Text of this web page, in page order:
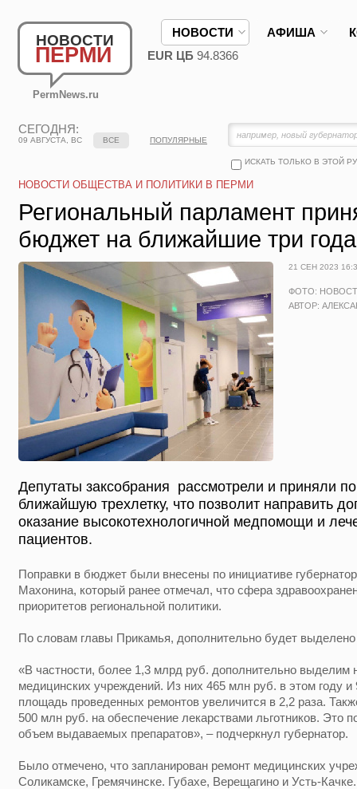
НОВОСТИ
ПЕРМИ
PermNews.ru
НОВОСТИ АФИША
EUR ЦБ 94.8366
СЕГОДНЯ:
09 АВГУСТА, ВС
ИСКАТЬ ТОЛЬКО В ЭТОЙ
ВСЕ ПОПУЛЯРНЫЕ
НОВОСТИ ОБЩЕСТВА И ПОЛИТИКИ В ПЕРМИ
Региональный парламент
бюджет на ближайшие три года
21 СЕН 2023
ФОТО:
АВТОР:
Депутаты заксобрания рассмотрели и приняли
ближайшую трехлетку, что позволит направить
оказание высокотехнологичной медпомощи и
пациентов.
Поправки в бюджет были внесены по инициативе
Махонина, который ранее отмечал, что сфера
приоритетов региональной политики.
По словам главы Прикамья, дополнительно будет
«В частности, более 1,3 млрд руб. дополнительно выделим
медицинских учреждений. Из них 465 млн руб. в этом году
площадь проведенных ремонтов увеличится в 2,2 раза.
500 млн руб. на обеспечение лекарствами льготников. Это
объем выдаваемых препаратов», – подчеркнул губернатор.
Было отмечено, что запланирован ремонт медицинских
Соликамске, Гремячинске. Губахе, Верещагино и Усть-Качке.